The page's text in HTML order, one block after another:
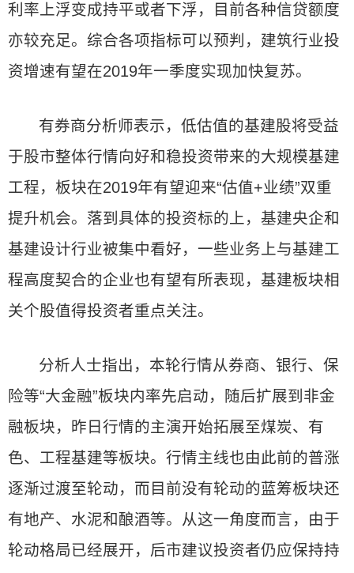
利率上浮变成持平或者下浮，目前各种信贷额度
亦较充足。综合各项指标可以预判，建筑行业投
资增速有望在2019年一季度实现加快复苏。
有券商分析师表示，低估值的基建股将受益
于股市整体行情向好和稳投资带来的大规模基建
工程，板块在2019年有望迎来“估值+业绩”双重
提升机会。落到具体的投资标的上，基建央企和
基建设计行业被集中看好，一些业务上与基建工
程高度契合的企业也有望有所表现，基建板块相
关个股值得投资者重点关注。
分析人士指出，本轮行情从券商、银行、保
险等“大金融”板块内率先启动，随后扩展到非金
融板块，昨日行情的主演开始拓展至煤炭、有
色、工程基建等板块。行情主线也由此前的普涨
逐渐过渡至轮动，而目前没有轮动的蓝筹板块还
有地产、水泥和酿酒等。从这一角度而言，由于
轮动格局已经展开，后市建议投资者仍应保持持